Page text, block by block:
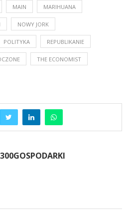
MAIN MARIHUANA
NOWY JORK
POLITYKA REPUBLIKANIE
THE ECONOMIST